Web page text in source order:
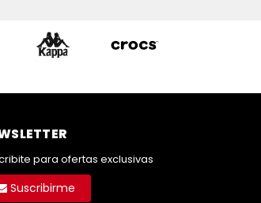
para ofertas exclusivas
Suscribirme